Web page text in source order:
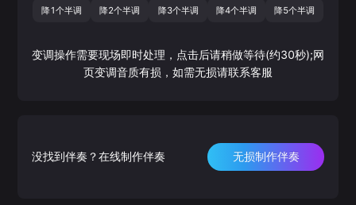
降1个半调 降2个半调 降3个半调 降4个半调 降5个半调
变调操作需要现场即时处理，点击后请稍做等待(约30秒);网
页变调音质有损，如需无损请联系客服
没找到伴奏？在线制作伴奏 无损制作伴奏